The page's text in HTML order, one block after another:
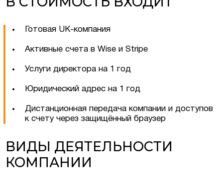
Готовая UK-компания
Активные счета в Wise и Stripe
Услуги директора на 1 год
Юридический адрес на 1 год
Дистанционная передача компании и доступов
к счету через защищённый браузер
ВИДЫ ДЕЯТЕЛЬНОСТИ
КОМПАНИИ